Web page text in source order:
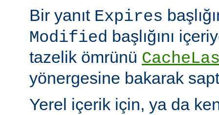
Bir yanıt Expires
Modified başlığını
tazelik ömrünü
yönergesine bakarak
Yerel içerik için, ya da